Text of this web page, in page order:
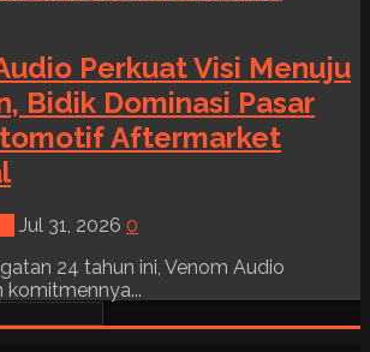
Perkuat Visi Menuju
Bidik Dominasi Pasar
Aftermarket
Jul 31, 2026 0
24 tahun ini, Venom Audio
komitmennya...